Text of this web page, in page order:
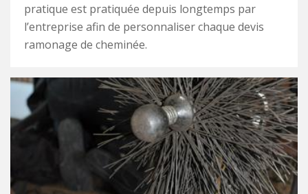
pratique est pratiquée depuis longtemps par
l’entreprise afin de personnaliser chaque devis
ramonage de cheminée.